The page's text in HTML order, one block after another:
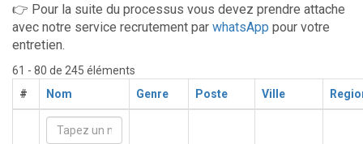
👉 Pour la suite du processus vous devez prendre attache
avec notre service recrutement par whatsApp pour votre
entretien.
61 - 80 de 245 éléments
#
Nom Genre Poste Ville